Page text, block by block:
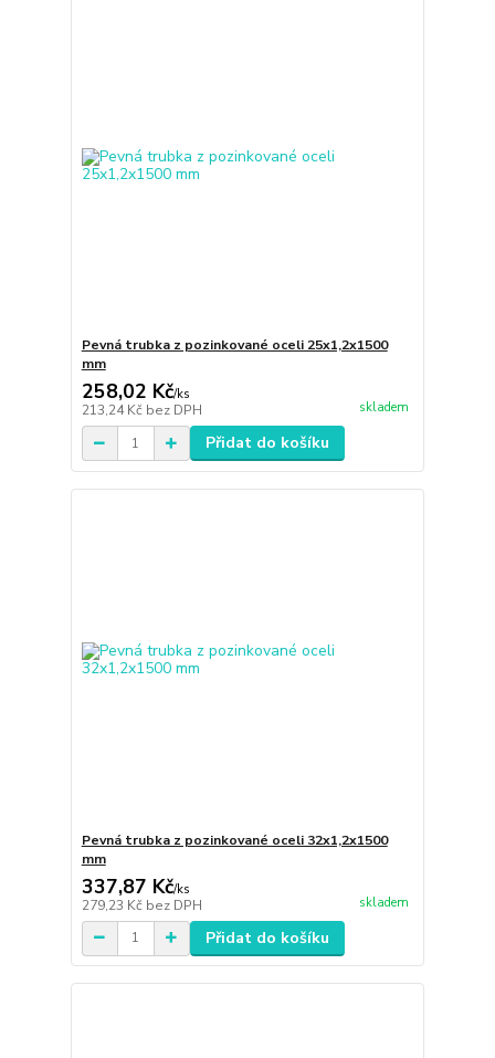
Pevná trubka z pozinkované oceli 25x1,2x1500
mm
258,02 Kč/ks
213,24 Kč bez DPH skladem
Přidat do košíku
Pevná trubka z pozinkované oceli 32x1,2x1500
mm
337,87 Kč/ks
279,23 Kč bez DPH skladem
Přidat do košíku